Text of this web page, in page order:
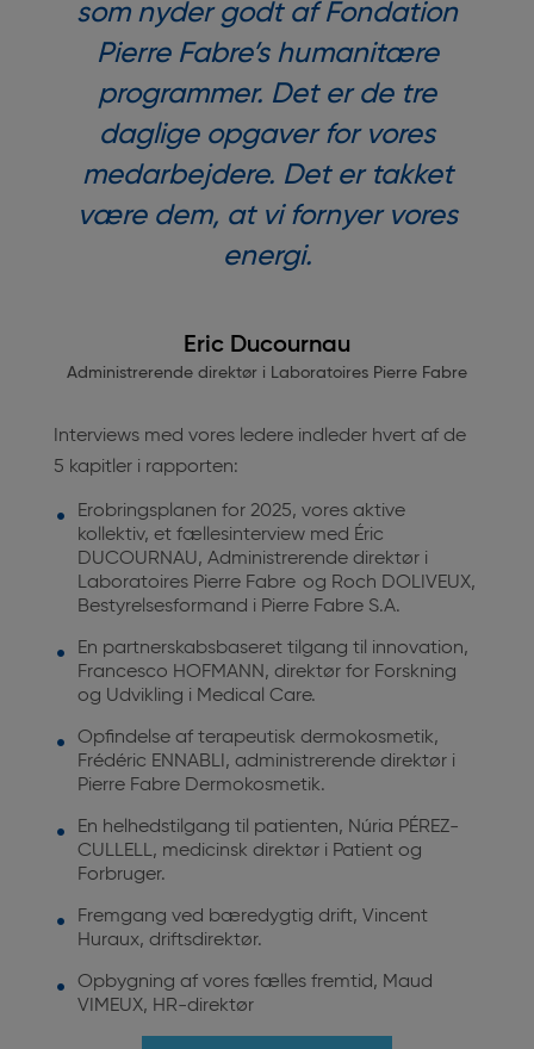
som nyder godt af Fondation
Pierre Fabre’s humanitære
programmer. Det er de tre
daglige opgaver for vores
medarbejdere. Det er takket
være dem, at vi fornyer vores
energi.
Eric Ducournau
Administrerende direktør i Laboratoires Pierre Fabre
Interviews med vores ledere indleder hvert af de
5 kapitler i rapporten:
Erobringsplanen for 2025, vores aktive
kollektiv, et fællesinterview med Éric
DUCOURNAU, Administrerende direktør i
Laboratoires Pierre Fabre og Roch DOLIVEUX,
Bestyrelsesformand i Pierre Fabre S.A.
En partnerskabsbaseret tilgang til innovation,
Francesco HOFMANN, direktør for Forskning
og Udvikling i Medical Care.
Opfindelse af terapeutisk dermokosmetik,
Frédéric ENNABLI, administrerende direktør i
Pierre Fabre Dermokosmetik.
En helhedstilgang til patienten, Núria PÉREZ-
CULLELL, medicinsk direktør i Patient og
Forbruger.
Fremgang ved bæredygtig drift, Vincent
Huraux, driftsdirektør.
Opbygning af vores fælles fremtid, Maud
VIMEUX, HR-direktør